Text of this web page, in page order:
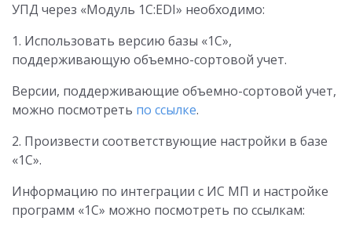
УПД через «Модуль 1C:EDI» необходимо:
1. Использовать версию базы «1С»,
поддерживающую объемно-сортовой учет.
Версии, поддерживающие объемно-сортовой учет,
можно посмотреть по ссылке.
2. Произвести соответствующие настройки в базе
«1С».
Информацию по интеграции с ИС МП и настройке
программ «1С» можно посмотреть по ссылкам: